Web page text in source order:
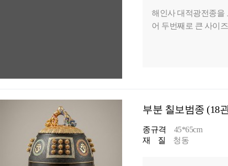
해인사 대적광전종을
어 두번째로 큰 사이
부분 칠보범종 (18
종규격
45*65cm
재 질
청동